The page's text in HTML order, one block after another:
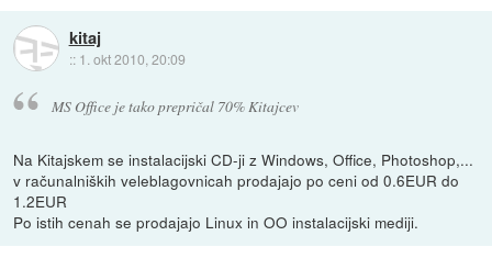
kitaj
:: 1. okt 2010, 20:09
MS Office je tako prepričal 70% Kitajcev
Na Kitajskem se instalacijski CD-ji z Windows, Office, Photoshop,...
v računalniških veleblagovnicah prodajajo po ceni od 0.6EUR do
1.2EUR
Po istih cenah se prodajajo Linux in OO instalacijski mediji.